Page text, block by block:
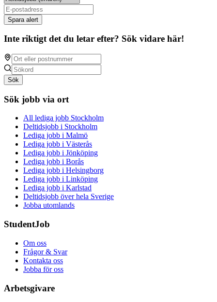
Spara alert
Inte riktigt det du letar efter? Sök vidare här!
Sök
Sök jobb via ort
All lediga jobb Stockholm
Deltidsjobb i Stockholm
Lediga jobb i Malmö
Lediga jobb i Västerås
Lediga jobb i Jönköping
Lediga jobb i Borås
Lediga jobb i Helsingborg
Lediga jobb i Linköping
Lediga jobb i Karlstad
Deltidsjobb över hela Sverige
Jobba utomlands
StudentJob
Om oss
Frågor & Svar
Kontakta oss
Jobba för oss
Arbetsgivare